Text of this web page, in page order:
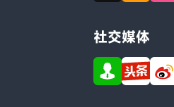
社交媒体